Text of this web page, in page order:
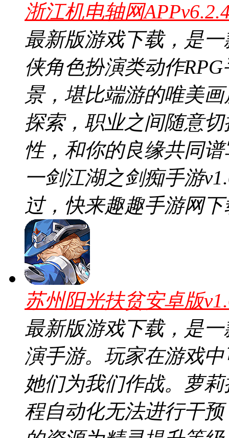
浙江机电轴网
最新版游戏下载，是
侠角色扮演类动作
景，堪比端游的唯美
探索，职业之间随意
性，和你的良缘共同
一剑江湖之剑痴手游
过，快来趣趣手游网
苏州阳光扶贫安卓版
最新版游戏下载，是
演手游。玩家在游戏
她们为我们作战。萝
程自动化无法进行干